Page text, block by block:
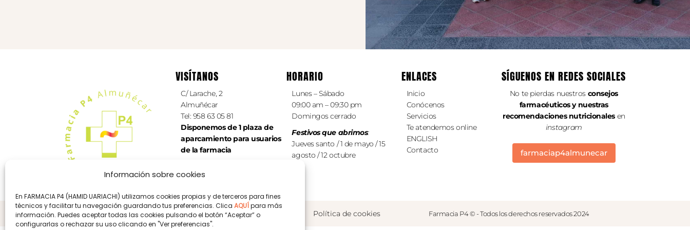
Información sobre cookies
En FARMACIA P4 (HAMID UARIACHI) utilizamos cookies propias y de terceros para fines
técnicos y facilitar tu navegación guardando tus preferencias. Clica AQUÍpara más
información. Puedes aceptar todas las cookies pulsando el botón “Aceptar” o
configurarlas o rechazar su uso clicando en "Ver preferencias".
VISÍTANOS
C/ Larache, 2
Almuñécar
Tel: 958 63 05 81
Disponemos de 1 plaza de
aparcamiento para usuarios
de la farmacia
HORARIO
Lunes – Sábado
09:00 am – 09:30 pm
Domingos cerrado
Festivos que abrimos:
Jueves santo / 1 de mayo / 15
agosto / 12 octubre
ENLACES
Inicio
Conócenos
Servicios
Te atendemos online
ENGLISH
Contacto
SÍGUENOS EN REDES SOCIALES
No te pierdas nuestros consejos
farmacéuticos y nuestras
recomendaciones nutricionales en
instagram
farmaciap4almunecar
Aviso legal Política de privacidad Política de cookies Farmacia P4 © - Todos los derechos reservados 2024